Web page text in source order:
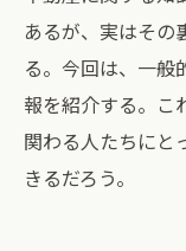
あるが、実はその
る。今回は、一般
報を紹介する。こ
関わる人たちにと
きるだろう。